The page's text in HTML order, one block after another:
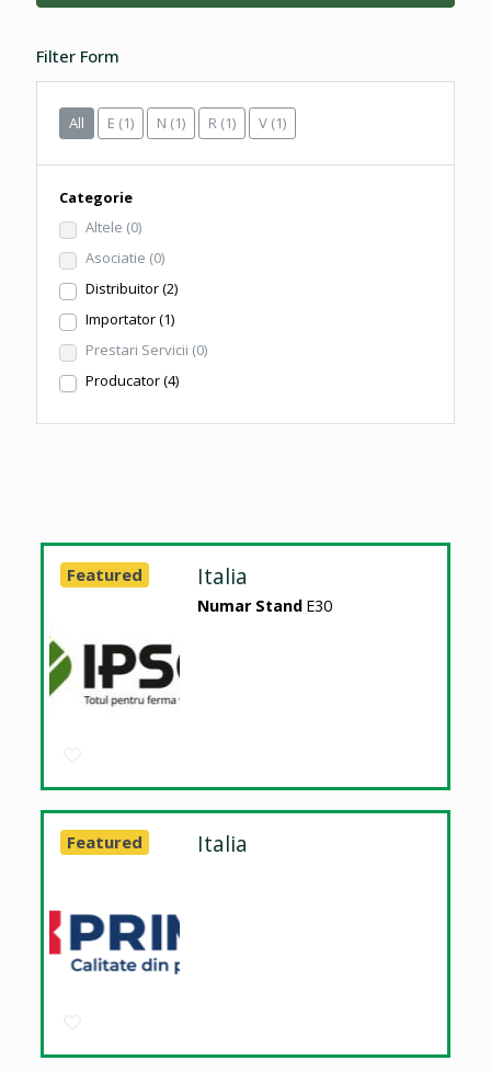
Filter Form
All E (1) N (1) R (1) V (1)
Categorie
Altele (0)
Asociatie (0)
Distribuitor(2)
Importator(1)
Prestari Servicii (0)
Producator(4)
Italia
Numar Stand E30
Featured
Italia
Featured